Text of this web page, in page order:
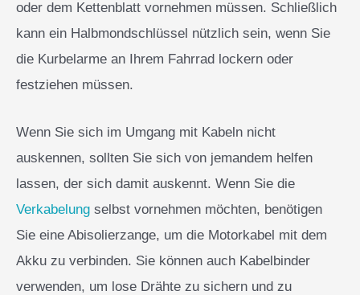
oder dem Kettenblatt vornehmen müssen. Schließlich
kann ein Halbmondschlüssel nützlich sein, wenn Sie
die Kurbelarme an Ihrem Fahrrad lockern oder
festziehen müssen.
Wenn Sie sich im Umgang mit Kabeln nicht
auskennen, sollten Sie sich von jemandem helfen
lassen, der sich damit auskennt. Wenn Sie die
Verkabelung selbst vornehmen möchten, benötigen
Sie eine Abisolierzange, um die Motorkabel mit dem
Akku zu verbinden. Sie können auch Kabelbinder
verwenden, um lose Drähte zu sichern und zu